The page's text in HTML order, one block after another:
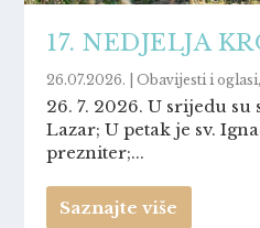
17. NEDJELJA
26.07.2026. |Obavijesti i oglasi
26. 7. 2026. U srijedu
Lazar; U petak je sv.
prezniter;...
Saznajte više